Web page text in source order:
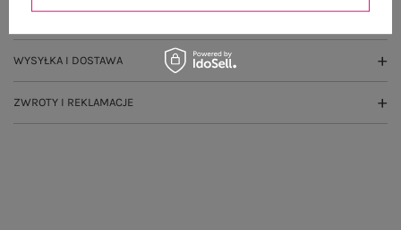
WYSYŁKA I DOSTAWA
ZWROTY I REKLAMACJE